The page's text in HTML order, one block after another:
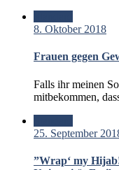
8. Oktober 2018
Frauen gegen
Falls ihr meinen
mitbekommen,
25. September
”Wrap‘ my